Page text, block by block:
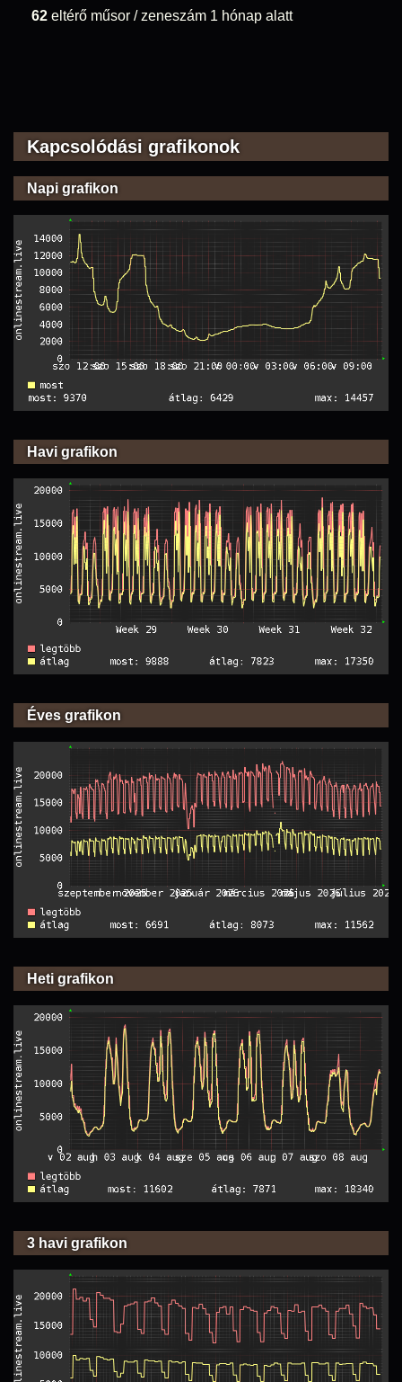
62 eltérő műsor / zeneszám 1 hónap alatt
Kapcsolódási grafikonok
Napi grafikon
Havi grafikon
Éves grafikon
Heti grafikon
3 havi grafikon